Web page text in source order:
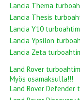
Lancia Thema
Lancia Thesis
Lancia Y10
Lancia Ypsilon
Lancia Zeta
Land Rover
Myös osamaksulla!!!
Land Rover Defender